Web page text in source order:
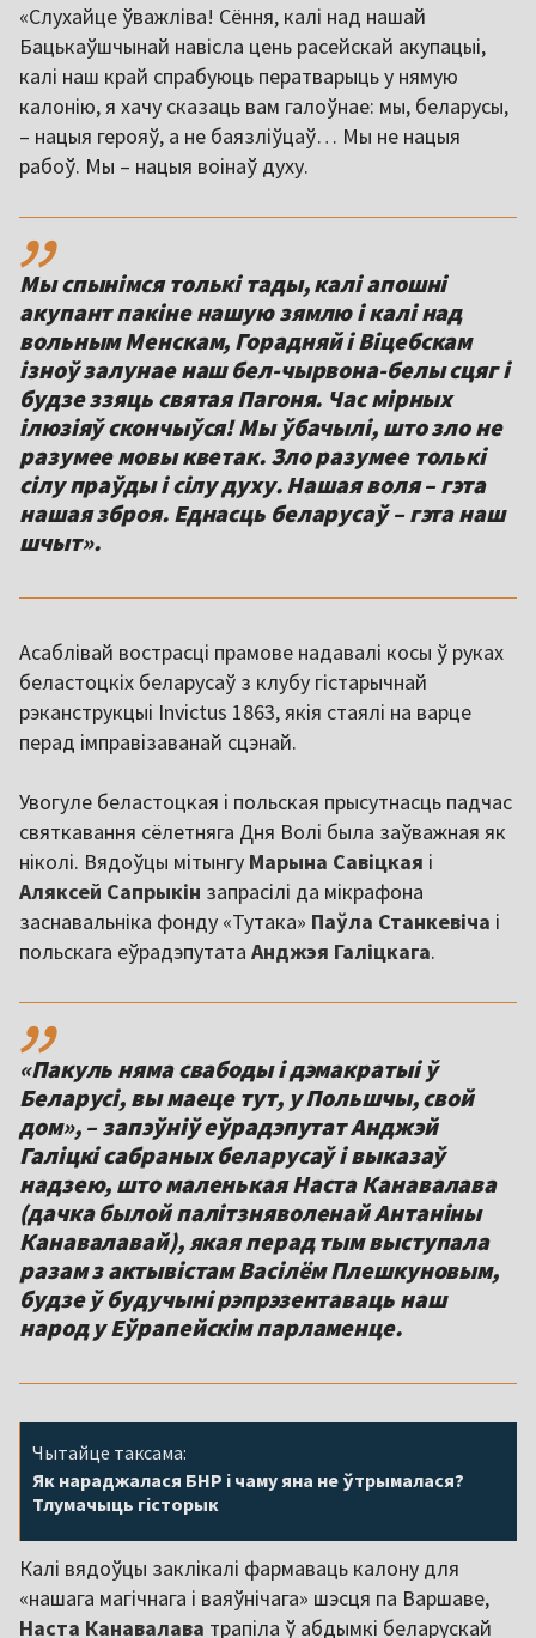
«Слухайце ўважліва! Сёння, калі над нашай
Бацькаўшчынай навісла цень расейскай акупацыі,
калі наш край спрабуюць ператварыць у нямую
калонію, я хачу сказаць вам галоўнае: мы, беларусы,
– нацыя герояў, а не баязліўцаў… Мы не нацыя
рабоў. Мы – нацыя воінаў духу.
,,
Мы спынімся толькі тады, калі апошні
акупант пакіне нашую зямлю і калі над
вольным Менскам, Горадняй і Віцебскам
ізноў залунае наш бел-чырвона-белы сцяг і
будзе ззяць святая Пагоня. Час мірных
ілюзіяў скончыўся! Мы ўбачылі, што зло не
разумее мовы кветак. Зло разумее толькі
сілу праўды і сілу духу. Нашая воля – гэта
нашая зброя. Еднасць беларусаў – гэта наш
шчыт».
Асаблівай вострасці прамове надавалі косы ў руках
беластоцкіх беларусаў з клубу гістарычнай
рэканструкцыі Invictus 1863, якія стаялі на варце
перад імправізаванай сцэнай.
Увогуле беластоцкая і польская прысутнасць падчас
святкавання сёлетняга Дня Волі была заўважная як
ніколі. Вядоўцы мітынгу Марына Савіцкая і
Аляксей Сапрыкін запрасілі да мікрафона
заснавальніка фонду «Тутака» Паўла Станкевіча і
польскага еўрадэпутата Анджэя Галіцкага.
,,
«Пакуль няма свабоды і дэмакратыі ў
Беларусі, вы маеце тут, у Польшчы, свой
дом», – запэўніў еўрадэпутат Анджэй
Галіцкі сабраных беларусаў і выказаў
надзею, што маленькая Наста Канавалава
(дачка былой палітзняволенай Антаніны
Канавалавай), якая перад тым выступала
разам з актывістам Васілём Плешкуновым,
будзе ў будучыні рэпрэзентаваць наш
народ у Еўрапейскім парламенце.
Чытайце таксама:
Як нараджалася БНР і чаму яна не ўтрымалася?
Тлумачыць гісторык
Калі вядоўцы заклікалі фармаваць калону для
«нашага магічнага і ваяўнічага» шэсця па Варшаве,
Наста Канавалава трапіла ў абдымкі беларускай